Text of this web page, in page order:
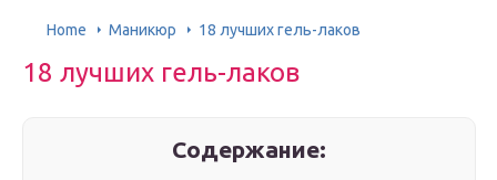
Home Маникюр 18 лучших гель-лаков
18 лучших гель-лаков
Содержание: